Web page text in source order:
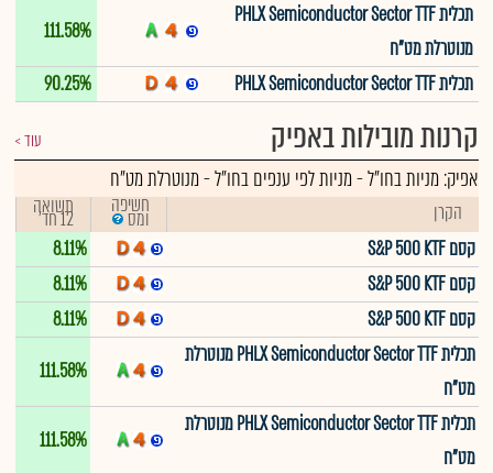
תכלית PHLX Semiconductor Sector TTF
מנוטרלת מט"ח
111.58%
תכלית PHLX Semiconductor Sector TTF
90.25%
קרנות מובילות באפיק עוד
אפיק:מניות בחו"ל-מניות לפי ענפים בחו"ל - מנוטרלת מט"ח
הקרן חשיפה
ומס תשואה
12 חד'
קסם S&P 500 KTF
8.11%
קסם S&P 500 KTF
8.11%
קסם S&P 500 KTF
8.11%
תכלית PHLX Semiconductor Sector TTF מנוטרלת
מט"ח
111.58%
תכלית PHLX Semiconductor Sector TTF מנוטרלת
מט"ח
111.58%